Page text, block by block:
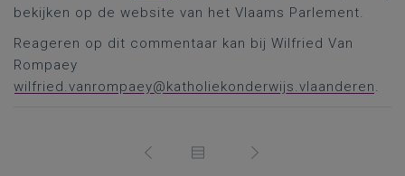
bekijken op de website van het Vlaams Parlement.
Reageren op dit commentaar kan bij Wilfried Van
Rompaey
wilfried.vanrompaey@katholiekonderwijs.vlaanderen.